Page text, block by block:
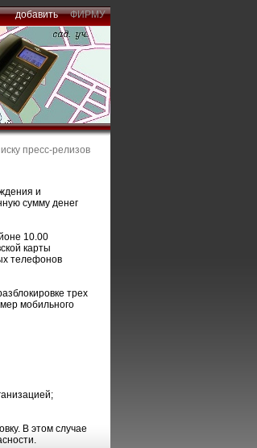
добавить ФИРМУ
пресс-релизов
и
сумму денег
10.00
карты
телефонов
трех
мобильного
В этом случае